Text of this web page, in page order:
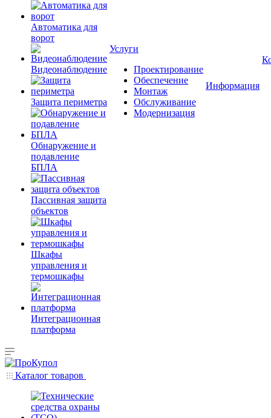
Автоматика для
ворот
Видеонаблюдение
Защита периметра
Обнаружение и
подавление
БПЛА
Пассивная защита
объектов
Шкафы
управления и
термошкафы
Интеграционная
платформа
Услуги
Проектирование
Обеспечение
Монтаж
Обслуживание
Модернизация
Информация
Каталог товаров